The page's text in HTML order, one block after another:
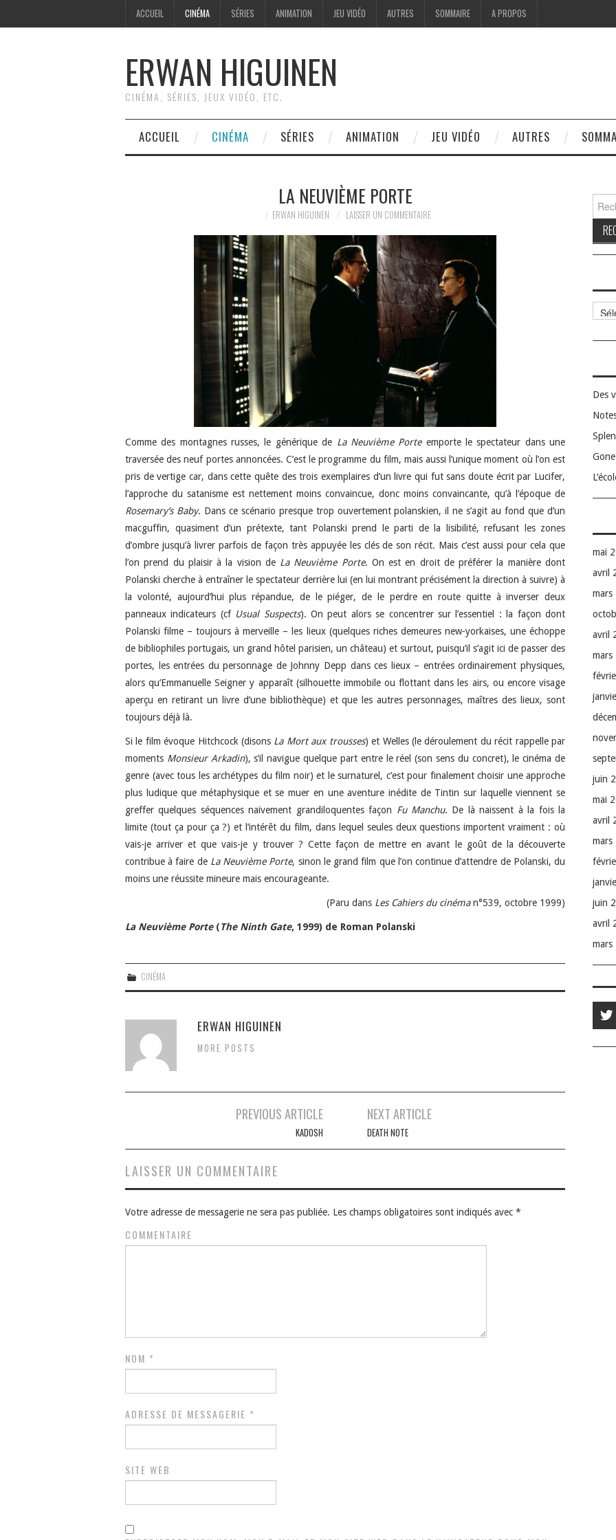
ACCUEIL CINÉMA SÉRIES ANIMATION JEU VIDÉO AUTRES SOMMAIRE A PROPOS
ERWAN HIGUINEN
CINÉMA, SÉRIES, JEUX VIDÉO, ETC.
ACCUEIL CINÉMA SÉRIES ANIMATION JEU VIDÉO AUTRES
LA NEUVIÈME PORTE
ERWAN HIGUINEN LAISSER UN COMMENTAIRE
Comme des montagnes russes, le générique de La Neuvième Porteemporte le spectateur dans une
traversée des neuf portes annoncées. C’est le programme du film, mais aussi l’unique moment où l’on est
pris de vertige car, dans cette quête des trois exemplaires d’un livre qui fut sans doute écrit par Lucifer,
l’approche du satanisme est nettement moins convaincue, donc moins convaincante, qu’à l’époque de
Rosemary’s Baby. Dans ce scénario presque trop ouvertement polanskien, il ne s’agit au fond que d’un
macguffin, quasiment d’un prétexte, tant Polanski prend le parti de la lisibilité, refusant les zones
d’ombre jusqu’à livrer parfois de façon très appuyée les clés de son récit. Mais c’est aussi pour cela que
l’on prend du plaisir à la vision de La Neuvième Porte. On est en droit de préférer la manière dont
Polanski cherche à entraîner le spectateur derrière lui (en lui montrant précisément la direction à suivre) à
la volonté, aujourd’hui plus répandue, de le piéger, de le perdre en route quitte à inverser deux
panneaux indicateurs (cf Usual Suspects). On peut alors se concentrer sur l’essentiel : la façon dont
Polanski filme – toujours à merveille – les lieux (quelques riches demeures new-yorkaises, une échoppe
de bibliophiles portugais, un grand hôtel parisien, un château) et surtout, puisqu’il s’agit ici de passer des
portes, les entrées du personnage de Johnny Depp dans ces lieux – entrées ordinairement physiques,
alors qu’Emmanuelle Seigner y apparaît (silhouette immobile ou flottant dans les airs, ou encore visage
aperçu en retirant un livre d’une bibliothèque) et que les autres personnages, maîtres des lieux, sont
toujours déjà là.
Si le film évoque Hitchcock (disons La Mort aux trousses) et Welles (le déroulement du récit rappelle par
moments Monsieur Arkadin), s’il navigue quelque part entre le réel (son sens du concret), le cinéma de
genre (avec tous les archétypes du film noir) et le surnaturel, c’est pour finalement choisir une approche
plus ludique que métaphysique et se muer en une aventure inédite de Tintin sur laquelle viennent se
greffer quelques séquences naïvement grandiloquentes façon Fu Manchu. De là naissent à la fois la
limite (tout ça pour ça ?) et l’intérêt du film, dans lequel seules deux questions importent vraiment : où
vais-je arriver et que vais-je y trouver ? Cette façon de mettre en avant le goût de la découverte
contribue à faire de La Neuvième Porte, sinon le grand film que l’on continue d’attendre de Polanski, du
moins une réussite mineure mais encourageante.
(Paru dans Les Cahiers du cinéman°539, octobre 1999)
La Neuvième Porte(The Ninth Gate, 1999) de Roman Polanski
CINÉMA
ERWAN HIGUINEN
MORE POSTS
articles
PREVIOUS ARTICLE
KADOSH
NEXT ARTICLE
DEATH NOTE
LAISSER UN COMMENTAIRE
Votre adresse de messagerie ne sera pas publiée. Les champs obligatoires sont indiqués avec *
COMMENTAIRE
NOM *
ADRESSE DE MESSAGERIE *
SITE WEB
Des
mai
avril
mars
avril
mars
juin
mai
avril
mars
juin
avril
mars